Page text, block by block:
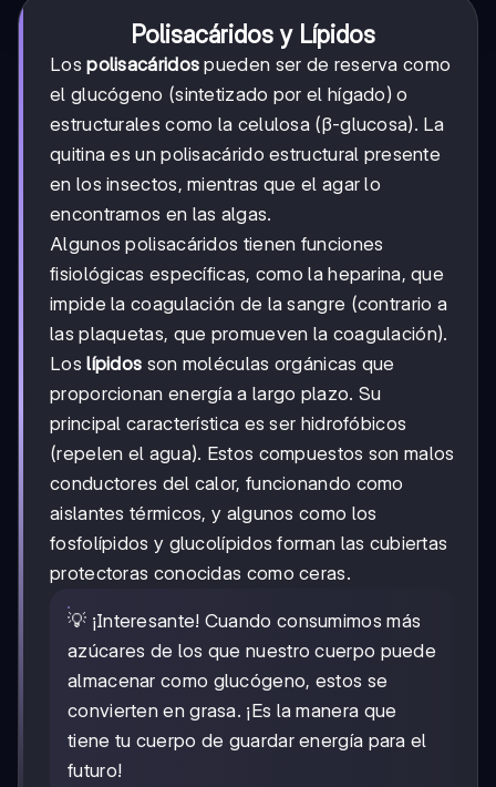
Polisacáridos y Lípidos
Lospolisacáridos pueden ser de reserva como
el glucógeno (sintetizado por el hígado) o
estructurales como la celulosa (β-glucosa). La
quitina es un polisacárido estructural presente
en los insectos, mientras que el agar lo
encontramos en las algas.
Algunos polisacáridos tienen funciones
fisiológicas específicas, como la heparina, que
impide la coagulación de la sangre (contrario a
las plaquetas, que promueven la coagulación).
Loslípidos son moléculas orgánicas que
proporcionan energía a largo plazo. Su
principal característica es ser hidrofóbicos
(repelen el agua). Estos compuestos son malos
conductores del calor, funcionando como
aislantes térmicos, y algunos como los
fosfolípidos y glucolípidos forman las cubiertas
protectoras conocidas como ceras.
💡 ¡Interesante! Cuando consumimos más
azúcares de los que nuestro cuerpo puede
almacenar como glucógeno, estos se
convierten en grasa. ¡Es la manera que
tiene tu cuerpo de guardar energía para el
futuro!